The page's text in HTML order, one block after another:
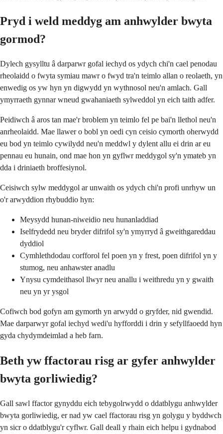
Pryd i weld meddyg am anhwylder bwyta
gormod?
Dylech gysylltu â darparwr gofal iechyd os ydych chi'n cael penodau
rheolaidd o fwyta symiau mawr o fwyd tra'n teimlo allan o reolaeth, yn
enwedig os yw hyn yn digwydd yn wythnosol neu'n amlach. Gall
ymyrraeth gynnar wneud gwahaniaeth sylweddol yn eich taith adfer.
Peidiwch â aros tan mae'r broblem yn teimlo fel pe bai'n llethol neu'n
anrheolaidd. Mae llawer o bobl yn oedi cyn ceisio cymorth oherwydd
eu bod yn teimlo cywilydd neu'n meddwl y dylent allu ei drin ar eu
pennau eu hunain, ond mae hon yn gyflwr meddygol sy'n ymateb yn
dda i driniaeth broffesiynol.
Ceisiwch sylw meddygol ar unwaith os ydych chi'n profi unrhyw un
o'r arwyddion rhybuddio hyn:
Meysydd hunan-niweidio neu hunanladdiad
Iselfrydedd neu bryder difrifol sy'n ymyrryd â gweithgareddau
dyddiol
Cymhlethdodau corfforol fel poen yn y frest, poen difrifol yn y
stumog, neu anhawster anadlu
Ynysu cymdeithasol llwyr neu anallu i weithredu yn y gwaith
neu yn yr ysgol
Cofiwch bod gofyn am gymorth yn arwydd o gryfder, nid gwendid.
Mae darparwyr gofal iechyd wedi'u hyfforddi i drin y sefyllfaoedd hyn
gyda chydymdeimlad a heb farn.
Beth yw ffactorau risg ar gyfer anhwylder
bwyta gorliwiedig?
Gall sawl ffactor gynyddu eich tebygolrwydd o ddatblygu anhwylder
bwyta gorliwiedig, er nad yw cael ffactorau risg yn golygu y byddwch
yn sicr o ddatblygu'r cyflwr. Gall deall y rhain eich helpu i gydnabod